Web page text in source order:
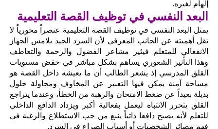
إلهام لغيره.
البعد النفسي في توظيف القصة التعليمية
يمثل البعد النفسي في توظيف القصة التعليمية عنصراً محورياً لا
تقل أهميته عن الجانب المعرفي لأن السرد الجيد يلامس الجهاز
الانفعالي للمتعلم فيثير مشاعر الفضول والرحمة والتعاطف
وهذا التأثير الشعوري يساهم بشكل مباشر في خفض مستويات
القلق المدرسي إذ يشعر الطالب أن ما يعيشه داخل القصة هو
مساحة آمنة يمكن فيها التعبير عن المخاوف ومحاولة حلول
بديلة بعيداً عن ضغط الامتحان والرهبة من الخطأ، وعندما يتراجع
القلق يتحرر الانتباه ليعمل بفعالية أكبر ويزداد الدافع الداخلي
للتعلم لأنه يصبح دافعا ذاتياً ينبع من حب الاستطلاع والرغبة في
فهم مصائر الشخصيات أو أسباب الصراع في السرد.